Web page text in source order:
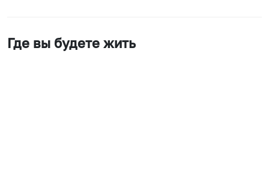
Где вы будете жить